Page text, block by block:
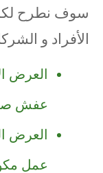
الأفراد و
العرض
عفش
العرض